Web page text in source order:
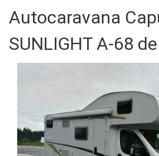
Autocaravana
SUNLIGHT A-68